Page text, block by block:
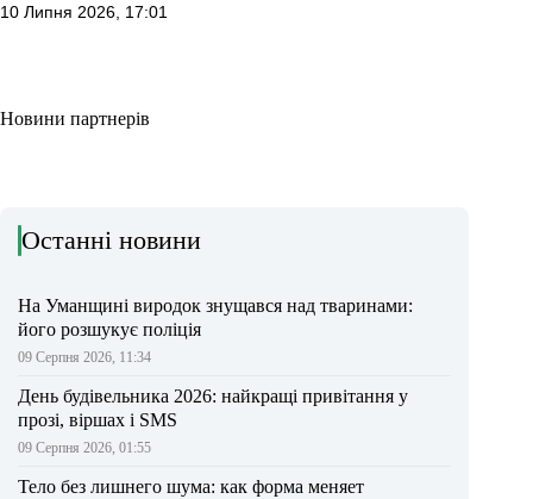
10 Липня 2026, 17:01
Новини партнерів
Останні новини
На Уманщині виродок знущався над тваринами:
його розшукує поліція
09 Серпня 2026, 11:34
День будівельника 2026: найкращі привітання у
прозі, віршах і SMS
09 Серпня 2026, 01:55
Тело без лишнего шума: как форма меняет